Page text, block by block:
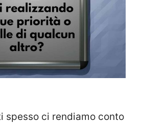
spesso ci rendiamo conto